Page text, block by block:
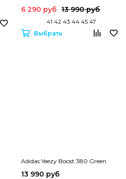
6 290 руб 13 990 руб
41 42 43 44 45 47
Выбрать
Adidas Yeezy Boost 380 Green
13 990 руб